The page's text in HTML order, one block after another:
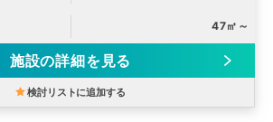
47㎡～
施設の詳細を見る
検討リストに追加する